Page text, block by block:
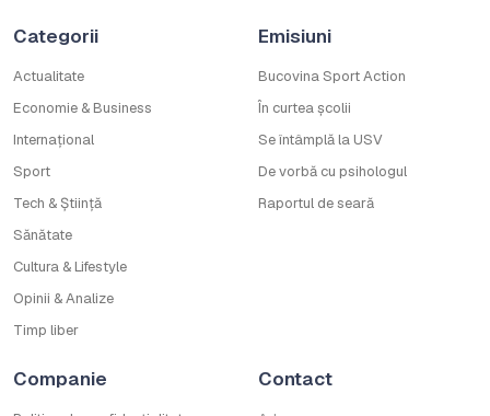
Categorii
Actualitate
Economie & Business
Internațional
Sport
Tech & Știință
Sănătate
Cultura & Lifestyle
Opinii & Analize
Timp liber
Emisiuni
Bucovina Sport Action
În curtea școlii
Se întâmplă la USV
De vorbă cu psihologul
Raportul de seară
Companie Contact